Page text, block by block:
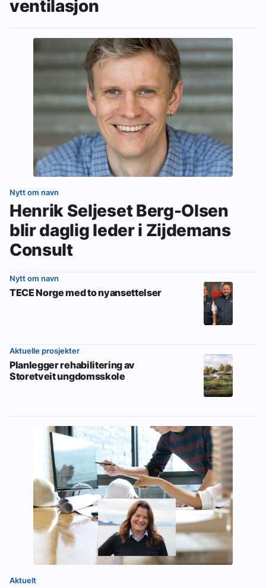
ventilasjon
Nytt om navn
Henrik Seljeset Berg-Olsen
blir daglig leder i Zijdemans
Consult
Nytt om navn
TECE Norge med to nyansettelser
Aktuelle prosjekter
Planlegger rehabilitering av
Storetveit ungdomsskole
Aktuelt